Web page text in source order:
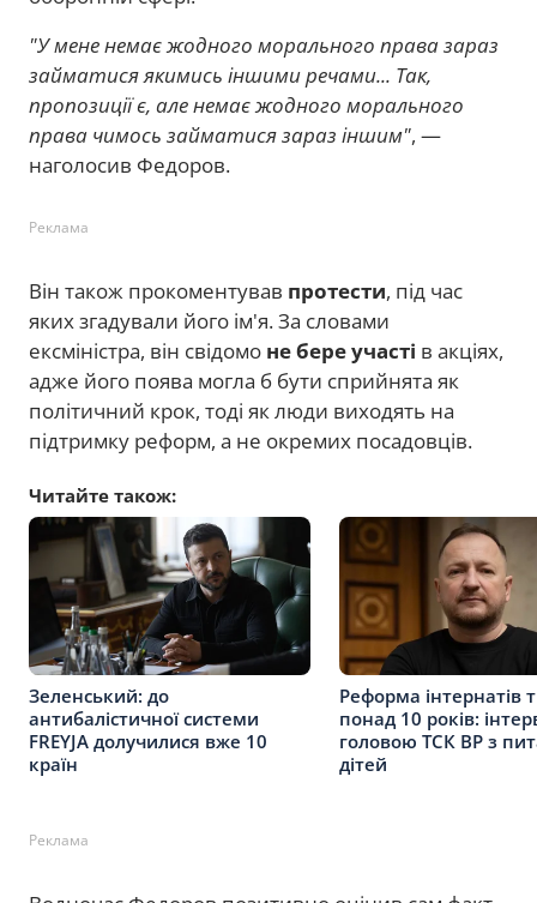
"У мене немає жодного морального права зараз
займатися якимись іншими речами... Так,
пропозиції є, але немає жодного морального
права чимось займатися зараз іншим", —
наголосив Федоров.
Реклама
Він також прокоментував протести, під час
яких згадували його ім'я. За словами
ексміністра, він свідомо не бере участі в акціях,
адже його поява могла б бути сприйнята як
політичний крок, тоді як люди виходять на
підтримку реформ, а не окремих посадовців.
Читайте також:
Зеленський: до
антибалістичної системи
FREYJA долучилися вже 10
країн
Реформа інтернатів
понад 10 років:
головою ТСК ВР з
дітей
Реклама